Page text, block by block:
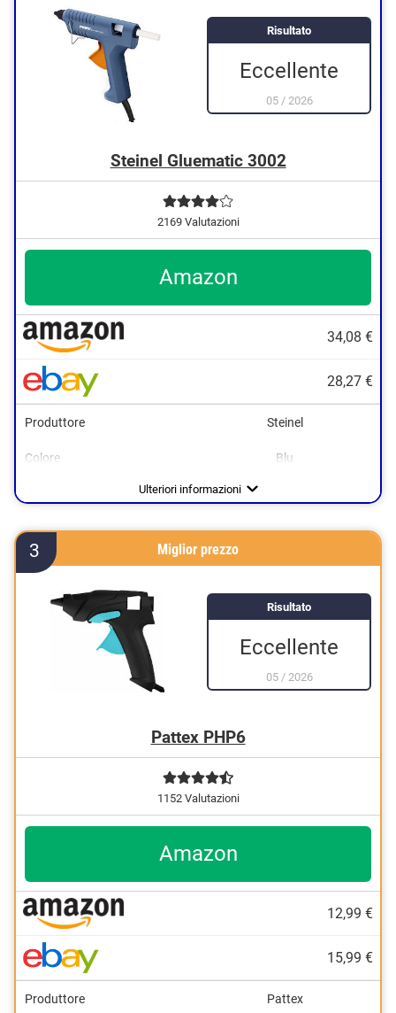
Risultato
Eccellente
05/ 2026
Steinel Gluematic 3002
2169 Valutazioni
Amazon
34,08 €
28,27 €
Produttore Steinel
Colore
Blu
È resistente all'acqua
Ulteriori informazioni
3 Miglior prezzo
Risultato
Eccellente
05/ 2026
Pattex PHP6
1152 Valutazioni
Amazon
12,99 €
15,99 €
Produttore Pattex